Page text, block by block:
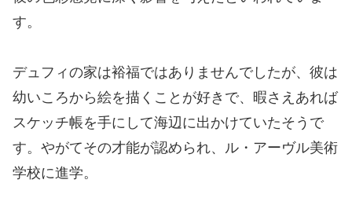
す。
デュフィの家は裕福ではありませんでしたが、彼は
幼いころから絵を描くことが好きで、暇さえあれば
スケッチ帳を手にして海辺に出かけていたそうで
す。やがてその才能が認められ、ル・アーヴル美術
学校に進学。